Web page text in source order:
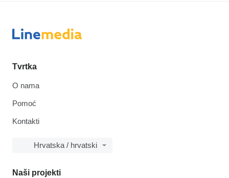
Tvrtka
O nama
Pomoć
Kontakti
Hrvatska / hrvatski
Naši projekti